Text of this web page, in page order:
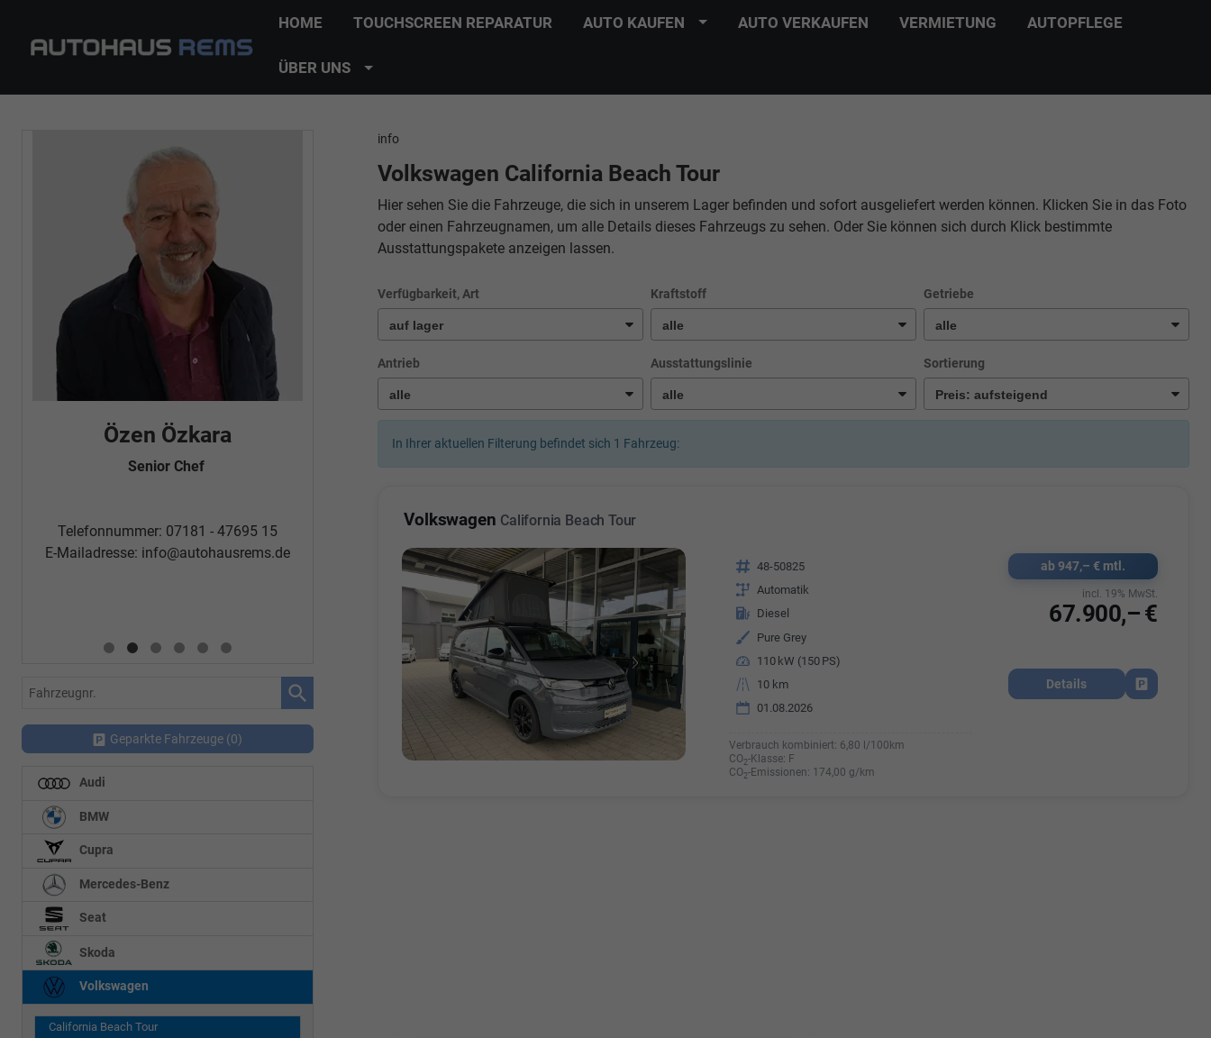
HOME TOUCHSCREEN REPARATUR AUTO KAUFEN AUTO VERKAUFEN VERMIETUNG AUTOPFLEGE
ÜBER UNS
info
Volkswagen California Beach Tour
Hier sehen Sie die Fahrzeuge, die sich in unserem Lager befinden und sofort ausgeliefert werden können. Klicken Sie in das Foto
oder einen Fahrzeugnamen, um alle Details dieses Fahrzeugs zu sehen. Oder Sie können sich durch Klick bestimmte
Ausstattungspakete anzeigen lassen.
Verfügbarkeit, Art Kraftstoff Getriebe
Antrieb Ausstattungslinie Sortierung
In Ihrer aktuellen Filterung befindet sich 1 Fahrzeug:
Volkswagen California Beach Tour
Fahrzeugnr. 48-50825
Getriebe Automatik
Kraftstoff Diesel
Außenfarbe Pure Grey
Leistung 110 kW (150 PS)
Kilometerstand
10 km
01.08.2026
Verbrauch kombiniert: 6,80 l/100km
CO2-Klasse: F
CO2-Emissionen: 174,00 g/km
ab 947,– € mtl.
67.900,– €
incl. 19% MwSt.
Details
Fahrzeug
Özen Özkara
Senior Chef
Telefonnummer: 07181 - 47695 15
E-Mailadresse: info@autohausrems.de
Fatma Özyürek Oguz
Automobilkaufrau -Verkauf/Einkauf
Telefonnummer: 07181 - 47695 15
E-Mailadresse:info@autohausrems.de
Özden Özkara-Budak
E-Mailadresse:
E-Mailadresse:info@autohausrems.de
Fahrzeugnr.
Geparkte Fahrzeuge (0)
Audi
BMW
Cupra
Mercedes-Benz
Seat
Skoda
Volkswagen
California Beach Tour